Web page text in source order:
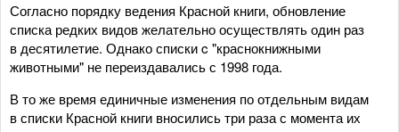
Согласно порядку ведения Красной книги, обновление
списка редких видов желательно осуществлять один раз
в десятилетие. Однако списки c "краснокнижными
животными" не переиздавались с 1998 года.
В то же время единичные изменения по отдельным видам
в списки Красной книги вносились три раза с момента их